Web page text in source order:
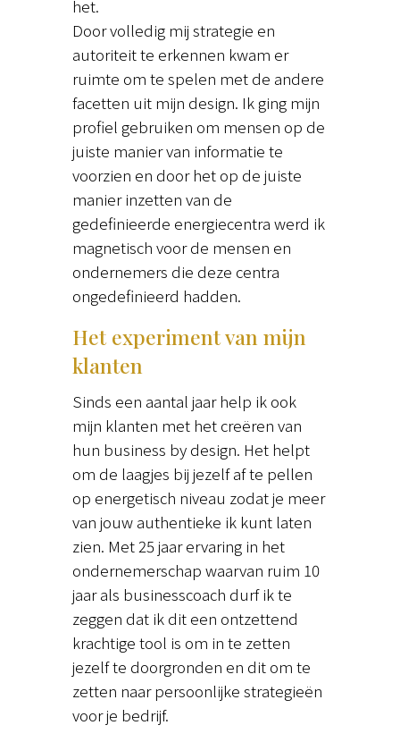
het.
Door volledig mij strategie en
autoriteit te erkennen kwam er
ruimte om te spelen met de andere
facetten uit mijn design. Ik ging mijn
profiel gebruiken om mensen op de
juiste manier van informatie te
voorzien en door het op de juiste
manier inzetten van de
gedefinieerde energiecentra werd ik
magnetisch voor de mensen en
ondernemers die deze centra
ongedefinieerd hadden.
Het experiment van mijn
klanten
Sinds een aantal jaar help ik ook
mijn klanten met het creëren van
hun business by design. Het helpt
om de laagjes bij jezelf af te pellen
op energetisch niveau zodat je meer
van jouw authentieke ik kunt laten
zien. Met 25 jaar ervaring in het
ondernemerschap waarvan ruim 10
jaar als businesscoach durf ik te
zeggen dat ik dit een ontzettend
krachtige tool is om in te zetten
jezelf te doorgronden en dit om te
zetten naar persoonlijke strategieën
voor je bedrijf.